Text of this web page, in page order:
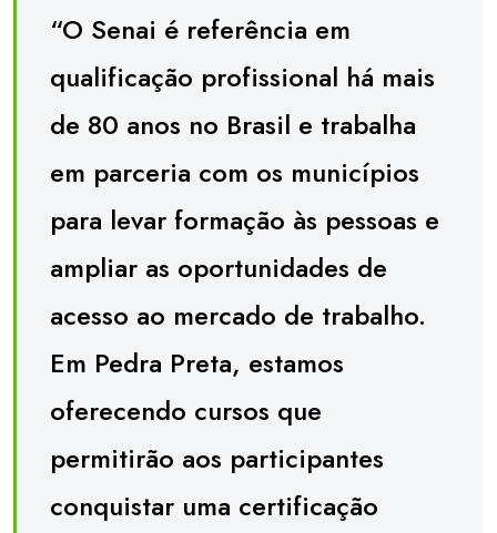
“O Senai é referência em
qualificação profissional há mais
de 80 anos no Brasil e trabalha
em parceria com os municípios
para levar formação às pessoas e
ampliar as oportunidades de
acesso ao mercado de trabalho.
Em Pedra Preta, estamos
oferecendo cursos que
permitirão aos participantes
conquistar uma certificação